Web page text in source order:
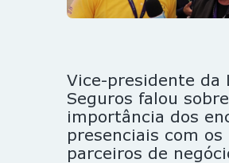
Vice-presidente da
Seguros falou
importância dos
presenciais com os
parceiros de